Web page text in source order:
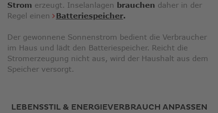
Strom erzeugt. Inselanlagen brauchen daher in der
Regel einen
Batteriespeicher.
Der gewonnene Sonnenstrom bedient die Verbraucher
im Haus und lädt den Batteriespeicher. Reicht die
Stromerzeugung nicht aus, wird der Haushalt aus dem
Speicher versorgt.
LEBENSSTIL & ENERGIEVERBRAUCH ANPASSEN